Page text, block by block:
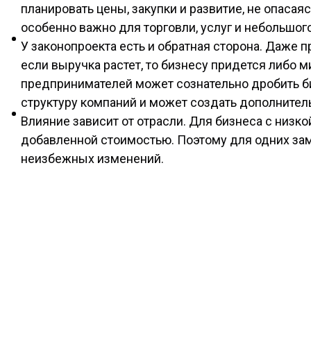
планировать цены, закупки и развитие, не
особенно важно для торговли, услуг и
У законопроекта есть и обратная сторона. Даже
если выручка растет, то бизнесу придется либо
предпринимателей может сознательно дробить
структуру компаний и может создать
Влияние зависит от отрасли. Для бизнеса с
добавленной стоимостью. Поэтому для одних
неизбежных изменений.